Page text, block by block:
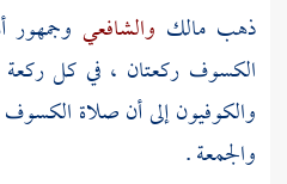
ذهبمالك والشافعي وجمهور
الكسوف ركعتان ، في كل
والكوفيون إلى أن صلاة
والجمعة .